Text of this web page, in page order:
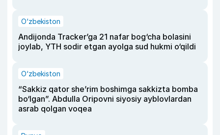
O‘zbekiston
Andijonda Tracker’ga 21 nafar bog‘cha bolasini
joylab, YTH sodir etgan ayolga sud hukmi o‘qildi
O‘zbekiston
“Sakkiz qator she’rim boshimga sakkizta bomba
bo‘lgan”. Abdulla Oripovni siyosiy ayblovlardan
asrab qolgan voqea